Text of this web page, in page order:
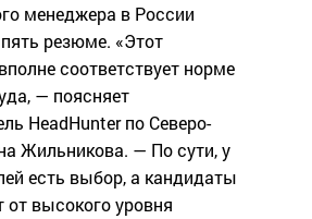
менеджера в России
резюме. «Этот
соответствует норме
— поясняет
HeadHunter по Северо-
Жильникова. — По сути, у
есть выбор, а кандидаты
от высокого уровня